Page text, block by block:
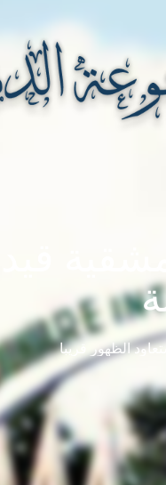
الظهور قريباً